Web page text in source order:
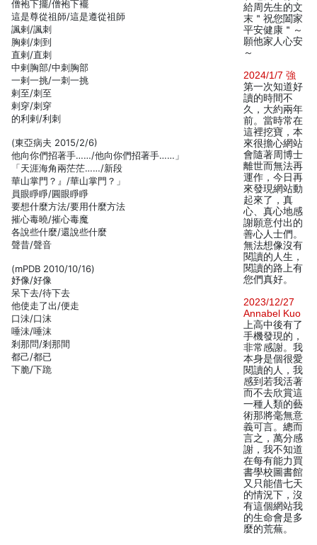
僧袍下擺/僧袍下襬
這是尊從祖師/這是遵從祖師
諷剌/諷刺
胸剌/刺到
直剌/直刺
中剌胸部/中刺胸部
一剌一挑/一刺一挑
剌至/刺至
剌穿/刺穿
的利剌/利刺
(東亞病夫 2015/2/6)
他向你們招著手……/他向你們招著手……」
「天涯海角兩茫茫……/新段
華山掌門？』/華山掌門？」
員眼睜睜/圓眼睜睜
要想什麼方法/要用什麼方法
摧心毒曉/摧心毒魔
各說些什麼/還說些什麼
聲昔/聲音
(mPDB 2010/10/16)
妤像/好像
呆下去/待下去
他使走了出/便走
口沬/口沫
唾沬/唾沫
剎那問/剎那間
都己/都已
下脆/下跪
給周先生的文
末＂祝您闔家
平安健康＂～
願他家人心安
～
2024/1/7 強
第一次知道好
讀的時間不
久，大約兩年
前。當時常在
這裡挖寶，本
來很擔心網站
會隨著周博士
離世而無法再
運作，今日再
來發現網站動
起來了，真
心、真心地感
謝願意付出的
善心人士們。
無法想像沒有
閱讀的人生，
閱讀的路上有
您們真好。
2023/12/27
Annabel Kuo
上高中後有了
手機發現的，
非常感謝。我
本身是個很愛
閱讀的人，我
感到若我活著
而不去欣賞這
一種人類的藝
術那將毫無意
義可言。總而
言之，萬分感
謝，我不知道
在每有能力買
書學校圖書館
又只能借七天
的情況下，沒
有這個網站我
的生命會是多
麼的荒蕪。